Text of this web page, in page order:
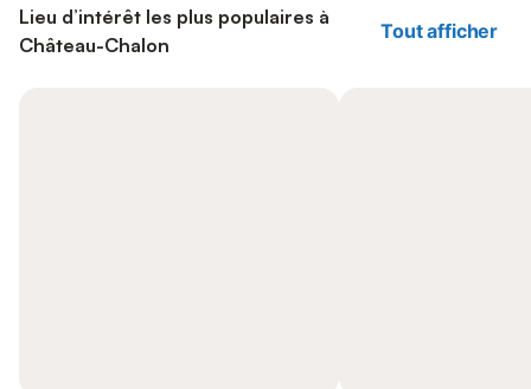
Lieu d’intérêt les plus populaires à
Château-Chalon
Tout afficher